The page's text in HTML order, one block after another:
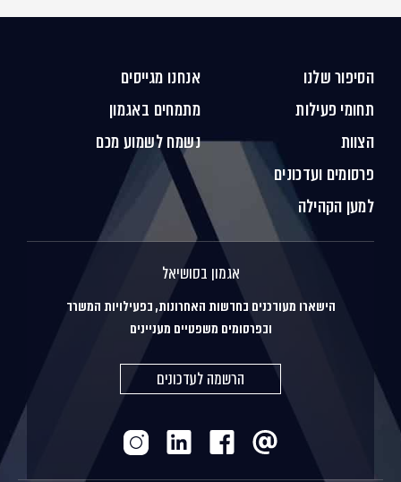
הסיפור שלנו
תחומי פעילות
הצוות
פרסומים ועדכונים
למען הקהילה
אנחנו מגייסים
מתמחים באגמון
נשמח לשמוע מכם
אגמון בסושיאל
הישארו מעודכנים בחדשות האחרונות, בפעילויות המשרד
ובפרסומים משפטיים מעניינים
הרשמה לעדכונים